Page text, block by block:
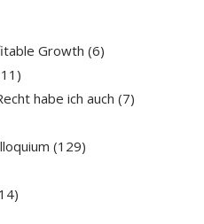
Growth (6)
habe ich auch (7)
(129)